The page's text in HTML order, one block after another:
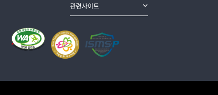
관련사이트